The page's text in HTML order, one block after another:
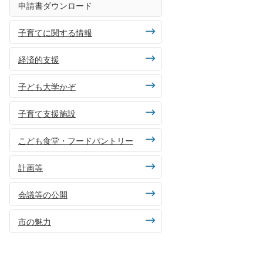
申請書ダウンロード
子育てに関する情報
経済的支援
子ども大学かぞ
子育て支援施設
こども食堂・フードパントリー
計画等
会議等の公開
市の魅力